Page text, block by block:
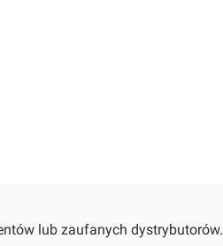
lub zaufanych dystrybutorów.